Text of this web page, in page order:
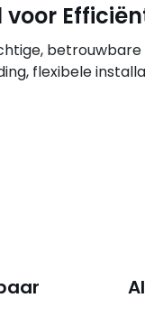
voor
betrouwbare
flexibele